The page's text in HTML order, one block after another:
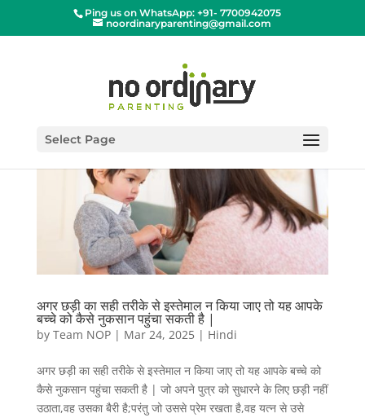
Ping us on WhatsApp: +91- 7700942075
noordinaryparenting@gmail.com
Select Page
अगर छड़ी का सही तरीके से इस्तेमाल न किया जाए तो यह आपके
बच्चे को कैसे नुकसान पहुंचा सकती है |
by Team NOP| Mar 24, 2025| Hindi
अगर छड़ी का सही तरीके से इस्तेमाल न किया जाए तो यह आपके बच्चे को
कैसे नुकसान पहुंचा सकती है | जो अपने पुत्र को सुधारने के लिए छड़ी नहीं
उठाता,वह उसका बैरी है;परंतु जो उससे प्रेम रखता है,वह यत्‍न से उसे